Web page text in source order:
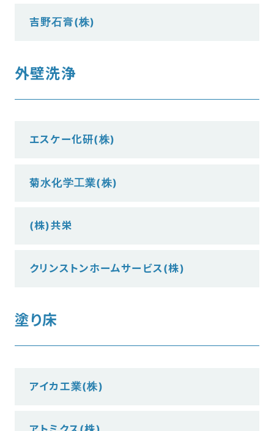
吉野石膏(株)
外壁洗浄
エスケー化研(株)
菊水化学工業(株)
(株)共栄
クリンストンホームサービス(株)
塗り床
アイカ工業(株)